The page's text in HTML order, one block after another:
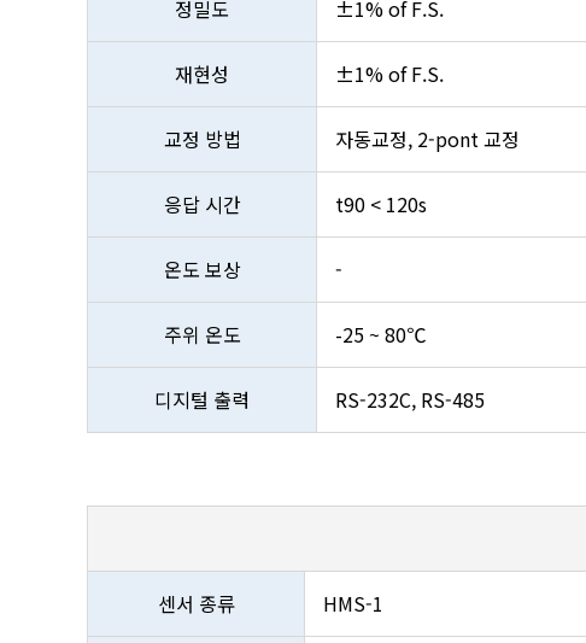
정밀도 ±1% of F.S.
재현성
±1% of F.S.
교정 방법 자동교정, 2-pont 교정
응답 시간 t90 < 120s
온도 보상 -
주위 온도 -25 ~ 80℃
디지털 출력 RS-232C, RS-485
센서 종류 HMS-1